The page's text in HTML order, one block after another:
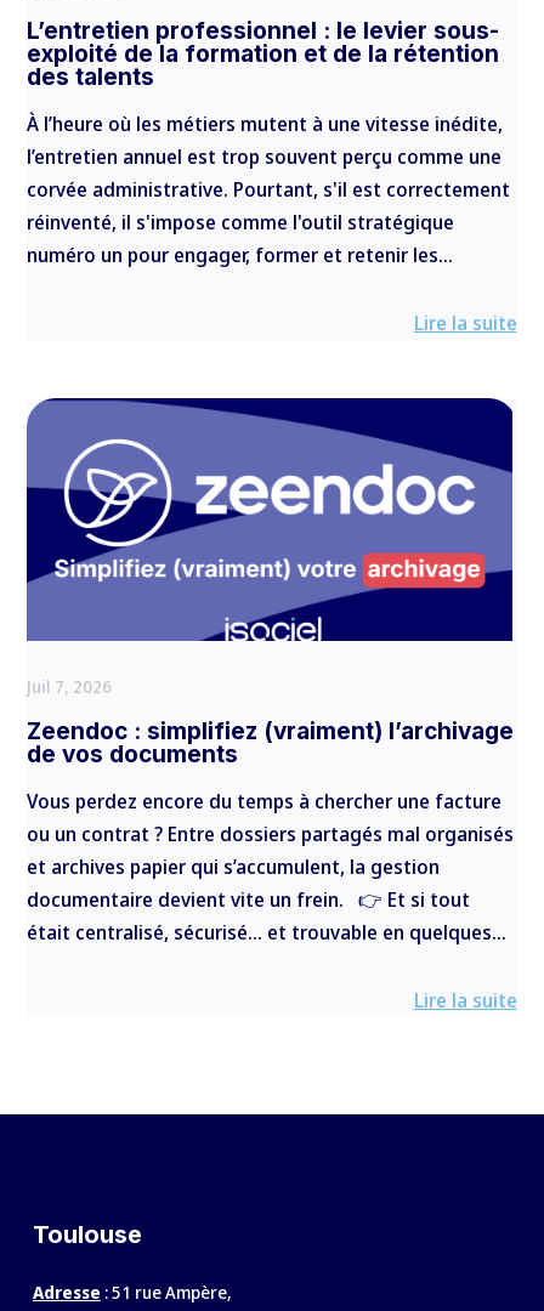
L’entretien professionnel : le levier sous-
exploité de la formation et de la rétention
des talents
À l’heure où les métiers mutent à une vitesse inédite,
l’entretien annuel est trop souvent perçu comme une
corvée administrative. Pourtant, s'il est correctement
réinventé, il s'impose comme l'outil stratégique
numéro un pour engager, former et retenir les...
Lire la suite
Zeendoc : simplifiez (vraiment) l’archivage
de vos documents
Juil 7, 2026
Vous perdez encore du temps à chercher une facture
ou un contrat ? Entre dossiers partagés mal organisés
et archives papier qui s’accumulent, la gestion
documentaire devient vite un frein. 👉 Et si tout
était centralisé, sécurisé… et trouvable en quelques...
Lire la suite
Toulouse
Adresse : 51 rue Ampère,